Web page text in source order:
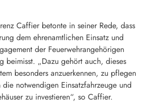
Caffier betonte in seiner Rede, dass
dem ehrenamtlichen Einsatz und
der Feuerwehrangehörigen
beimisst. „Dazu gehört auch, dieses
besonders anzuerkennen, zu pflegen
notwendigen Einsatzfahrzeuge und
zu investieren“, so Caffier.